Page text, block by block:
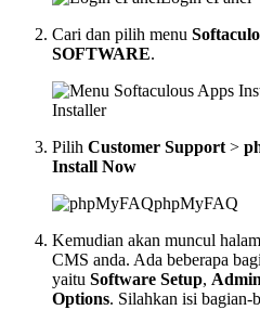
Cari dan pilih menu
SOFTWARE.
Installer
Pilih Customer Support >
Install Now
phpMyFAQ
Kemudian akan muncul
CMS anda. Ada beberapa
yaitu Software Setup,
Options. Silahkan isi bagian-